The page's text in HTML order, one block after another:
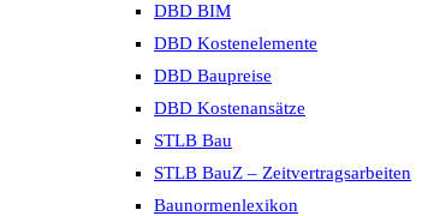
DBD BIM
DBD Kostenelemente
DBD Baupreise
DBD Kostenansätze
STLB Bau
STLB BauZ – Zeitvertragsarbeiten
Baunormenlexikon